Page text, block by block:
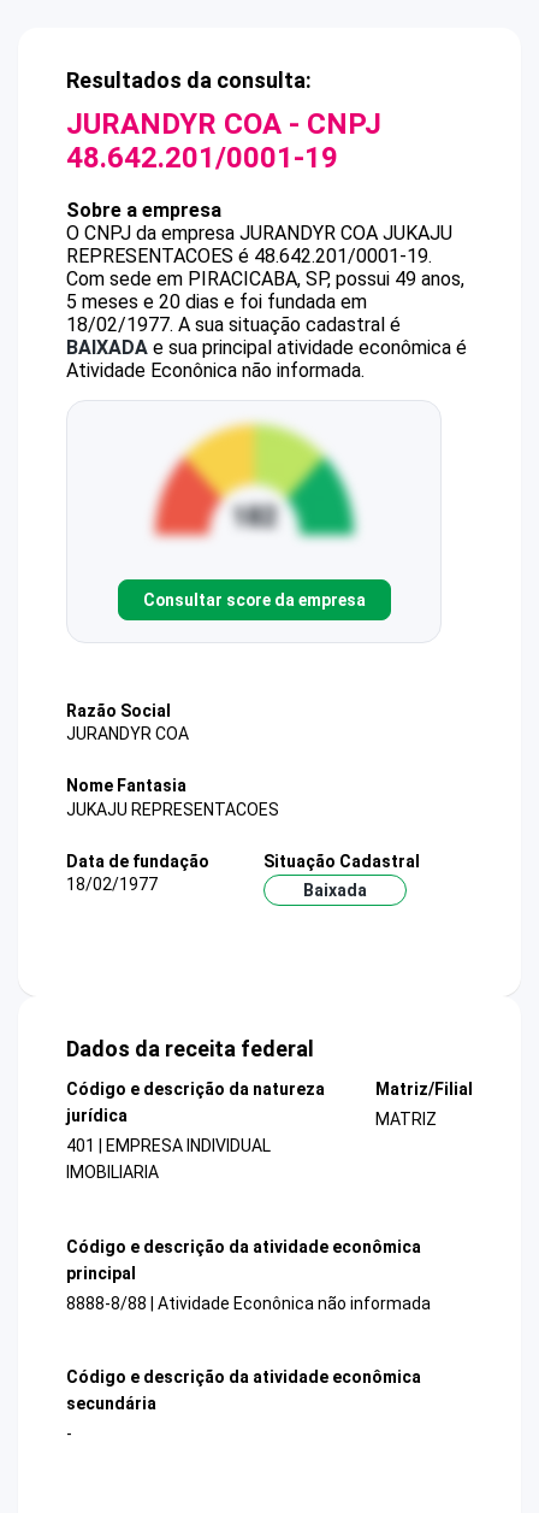
Resultados da consulta:
JURANDYR COA - CNPJ
48.642.201/0001-19
Sobre a empresa
O CNPJ da empresa JURANDYR COA JUKAJU
REPRESENTACOES é 48.642.201/0001-19.
Com sede em PIRACICABA, SP, possui 49 anos,
5 meses e 20 dias e foi fundada em
18/02/1977. A sua situação cadastral é
BAIXADA e sua principal atividade econômica é
Atividade Econônica não informada.
Consultar score da empresa
Razão Social
JURANDYR COA
Nome Fantasia
JUKAJU REPRESENTACOES
Data de fundação
18/02/1977
Situação Cadastral
Baixada
Dados da receita federal
Código e descrição da natureza
jurídica
401 | EMPRESA INDIVIDUAL
IMOBILIARIA
Matriz/Filial
MATRIZ
Código e descrição da atividade econômica
principal
8888-8/88 | Atividade Econônica não informada
Código e descrição da atividade econômica
secundária
-